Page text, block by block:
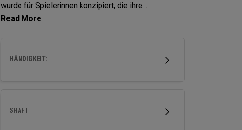
wurde für Spielerinnen konzipiert, die ihre
Schwunggeschwindigkeit sowie Abschlags- und
HÄNDIGKEIT:
SHAFT